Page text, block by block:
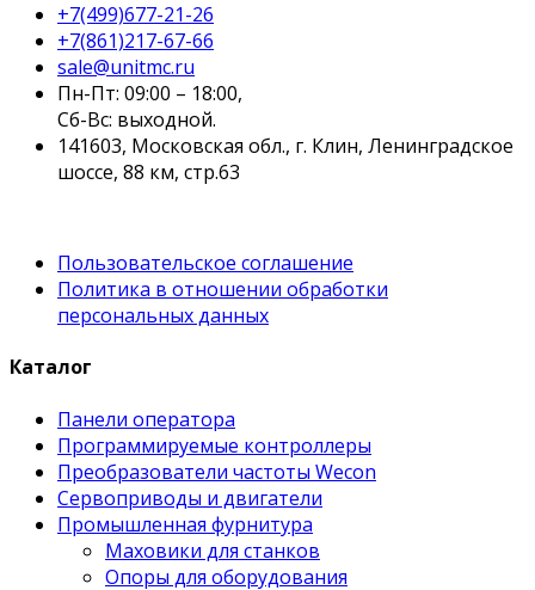
+7(499)677-21-26
+7(861)217-67-66
sale@unitmc.ru
Пн-Пт: 09:00 – 18:00,
Сб-Вс: выходной.
141603, Московская обл., г. Клин, Ленинградское
шоссе, 88 км, стр.63
Пользовательское соглашение
Политика в отношении обработки
персональных данных
Каталог
Панели оператора
Программируемые контроллеры
Преобразователи частоты Wecon
Сервоприводы и двигатели
Промышленная фурнитура
Маховики для станков
Опоры для оборудования